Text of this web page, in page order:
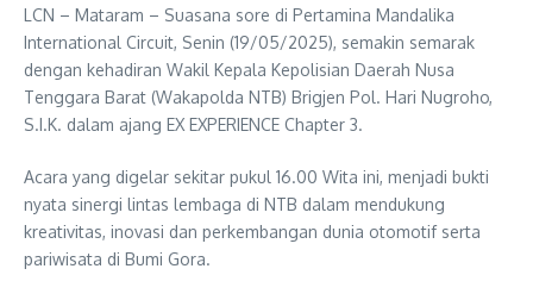
LCN – Mataram – Suasana sore di Pertamina Mandalika
International Circuit, Senin (19/05/2025), semakin semarak
dengan kehadiran Wakil Kepala Kepolisian Daerah Nusa
Tenggara Barat (Wakapolda NTB) Brigjen Pol. Hari Nugroho,
S.I.K. dalam ajang EX EXPERIENCE Chapter 3.
Acara yang digelar sekitar pukul 16.00 Wita ini, menjadi bukti
nyata sinergi lintas lembaga di NTB dalam mendukung
kreativitas, inovasi dan perkembangan dunia otomotif serta
pariwisata di Bumi Gora.